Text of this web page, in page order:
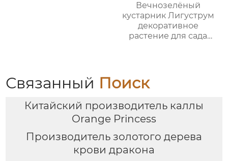
Вечнозелёный
кустарник Лигуструм
декоративное
растение для сада
Связанный Поиск
Китайский производитель каллы
Orange Princess
Производитель золотого дерева
крови дракона